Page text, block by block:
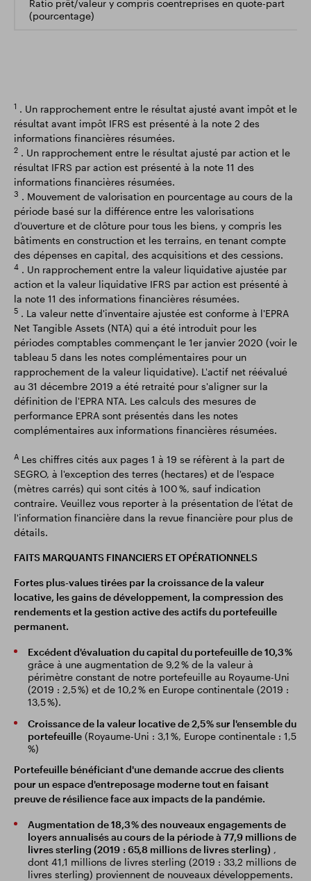
Ratio prêt/valeur y compris coentreprises en quote-part
(pourcentage)
1 . Un rapprochement entre le résultat ajusté avant impôt et le
résultat avant impôt IFRS est présenté à la note 2 des
informations financières résumées.
2 . Un rapprochement entre le résultat ajusté par action et le
résultat IFRS par action est présenté à la note 11 des
informations financières résumées.
3 . Mouvement de valorisation en pourcentage au cours de la
période basé sur la différence entre les valorisations
d'ouverture et de clôture pour tous les biens, y compris les
bâtiments en construction et les terrains, en tenant compte
des dépenses en capital, des acquisitions et des cessions.
4 . Un rapprochement entre la valeur liquidative ajustée par
action et la valeur liquidative IFRS par action est présenté à
la note 11 des informations financières résumées.
5 . La valeur nette d'inventaire ajustée est conforme à l'EPRA
Net Tangible Assets (NTA) qui a été introduit pour les
périodes comptables commençant le 1er janvier 2020 (voir le
tableau 5 dans les notes complémentaires pour un
rapprochement de la valeur liquidative). L'actif net réévalué
au 31 décembre 2019 a été retraité pour s'aligner sur la
définition de l'EPRA NTA. Les calculs des mesures de
performance EPRA sont présentés dans les notes
complémentaires aux informations financières résumées.
A Les chiffres cités aux pages 1 à 19 se réfèrent à la part de
SEGRO, à l'exception des terres (hectares) et de l'espace
(mètres carrés) qui sont cités à 100 %, sauf indication
contraire. Veuillez vous reporter à la présentation de l'état de
l'information financière dans la revue financière pour plus de
détails.
FAITS MARQUANTS FINANCIERS ET OPÉRATIONNELS
Fortes plus-values tirées par la croissance de la valeur
locative, les gains de développement, la compression des
rendements et la gestion active des actifs du portefeuille
permanent.
Excédent d'évaluation du capital du portefeuille de 10,3 %
grâce à une augmentation de 9,2 % de la valeur à
périmètre constant de notre portefeuille au Royaume-Uni
(2019 : 2,5 %) et de 10,2 % en Europe continentale (2019 :
13,5 %).
Croissance de la valeur locative de 2,5 % sur l'ensemble du
portefeuille (Royaume-Uni : 3,1 %, Europe continentale : 1,5
%)
Portefeuille bénéficiant d'une demande accrue des clients
pour un espace d'entreposage moderne tout en faisant
preuve de résilience face aux impacts de la pandémie.
Augmentation de 18,3 % des nouveaux engagements de
loyers annualisés au cours de la période à 77,9 millions de
livres sterling (2019 : 65,8 millions de livres sterling) ,
dont 41,1 millions de livres sterling (2019 : 33,2 millions de
livres sterling) proviennent de nouveaux développements.